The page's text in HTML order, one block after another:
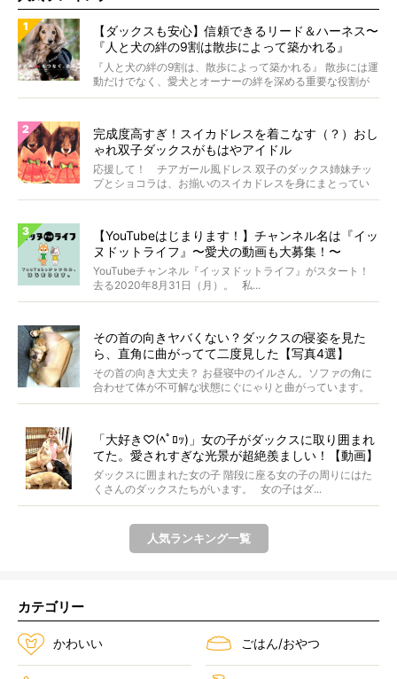
【ダックスも安心】信頼できるリード＆ハーネス〜
『人と犬の絆の9割は散歩によって築かれる』
WOLFGANG MAN＆BEAST〜
『人と犬の絆の9割は、散歩によって築かれる』 散歩には運
動だけでなく、愛犬とオーナーの絆を深める重要な役割が
あ...
完成度高すぎ！スイカドレスを着こなす（？）おし
ゃれ双子ダックスがもはやアイドル
応援して！ チアガール風ドレス 双子のダックス姉妹チッ
プとショコラは、お揃いのスイカドレスを身にまとってい
ます...
【YouTubeはじまります！】チャンネル名は『イッ
ヌドットライフ』〜愛犬の動画も大募集！〜
YouTubeチャンネル『イッヌドットライフ』がスタート！
去る2020年8月31日（月）。 私...
その首の向きヤバくない？ダックスの寝姿を見た
ら、直角に曲がってて二度見した【写真4選】
その首の向き大丈夫？ お昼寝中のイルさん。ソファの角に
合わせて体が不可解な状態にぐにゃりと曲がっています。
&...
「大好き♡(ﾍﾟﾛｯ)」女の子がダックスに取り囲まれ
てた。愛されすぎな光景が超絶羨ましい！【動画】
ダックスに囲まれた女の子 階段に座る女の子の周りにはた
くさんのダックスたちがいます。 女の子はダ...
人気ランキング一覧
カテゴリー
かわいい ごはん/おやつ